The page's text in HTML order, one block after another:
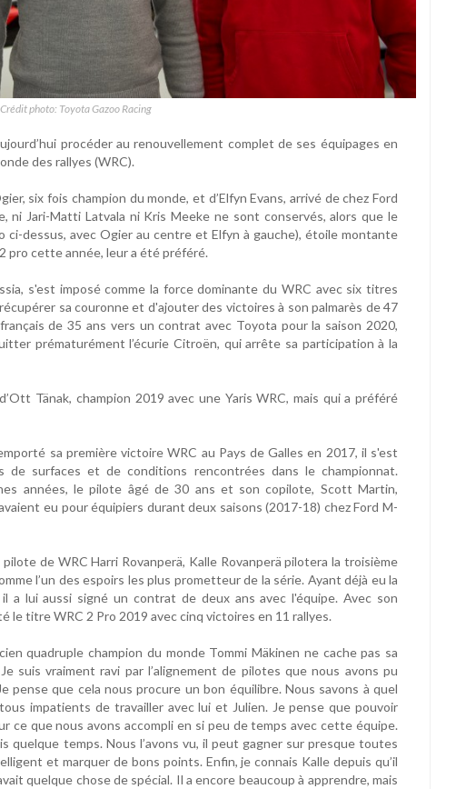
Crédit photo: Toyota Gazoo Racing
procéder au renouvellement complet de ses équipages en
des rallyes (WRC).
six fois champion du monde, et d’Elfyn Evans, arrivé de chez Ford
ni Jari-Matti Latvala ni Kris Meeke ne sont conservés, alors que le
ci-dessus, avec Ogier au centre et Elfyn à gauche), étoile montante
pro cette année, leur a été préféré.
s'est imposé comme la force dominante du WRC avec six titres
sa couronne et d'ajouter des victoires à son palmarès de 47
de 35 ans vers un contrat avec Toyota pour la saison 2020,
prématurément l’écurie Citroën, qui arrête sa participation à la
Tänak, champion 2019 avec une Yaris WRC, mais qui a préféré
sa première victoire WRC au Pays de Galles en 2017, il s'est
surfaces et de conditions rencontrées dans le championnat.
années, le pilote âgé de 30 ans et son copilote, Scott Martin,
eu pour équipiers durant deux saisons (2017-18) chez Ford M-
de WRC Harri Rovanperä, Kalle Rovanperä pilotera la troisième
l’un des espoirs les plus prometteur de la série. Ayant déjà eu la
a lui aussi signé un contrat de deux ans avec l'équipe. Avec son
le titre WRC 2 Pro 2019 avec cinq victoires en 11 rallyes.
quadruple champion du monde Tommi Mäkinen ne cache pas sa
suis vraiment ravi par l’alignement de pilotes que nous avons pu
pense que cela nous procure un bon équilibre. Nous savons à quel
impatients de travailler avec lui et Julien. Je pense que pouvoir
que nous avons accompli en si peu de temps avec cette équipe.
quelque temps. Nous l’avons vu, il peut gagner sur presque toutes
et marquer de bons points. Enfin, je connais Kalle depuis qu’il
quelque chose de spécial. Il a encore beaucoup à apprendre, mais